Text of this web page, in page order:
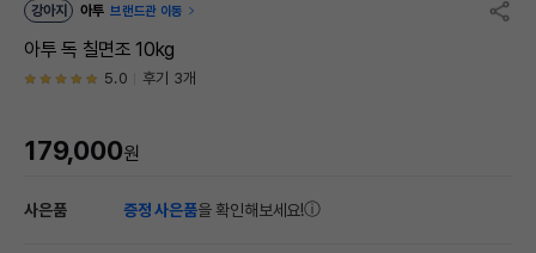
강아지 아투 브랜드관 이동
아투 독 칠면조 10kg
5.0 후기 3개
179,000원
사은품 증정 사은품을 확인해보세요!